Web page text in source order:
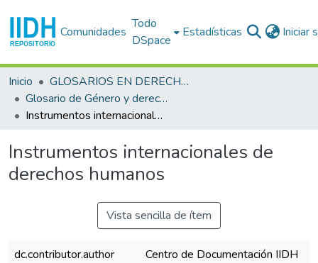
Comunidades
Todo
DSpace
Estadísticas Iniciar
Inicio
GLOSARIOS EN DERECHOS HUMANOS
Glosario de Género y derechos humanos
Instrumentos internacionales de derechos humanos
Instrumentos internacionales de
derechos humanos
Vista sencilla de ítem
dc.contributor.author
Centro de Documentación IIDH